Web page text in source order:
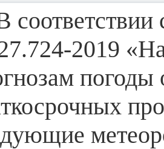
2019
погоды